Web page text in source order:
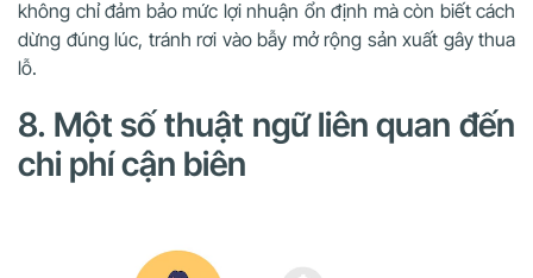
không chỉ đảm bảo mức lợi nhuận ổn định mà còn biết cách
dừng đúng lúc, tránh rơi vào bẫy mở rộng sản xuất gây thua
lỗ.
8. Một số thuật ngữ liên quan đến
chi phí cận biên